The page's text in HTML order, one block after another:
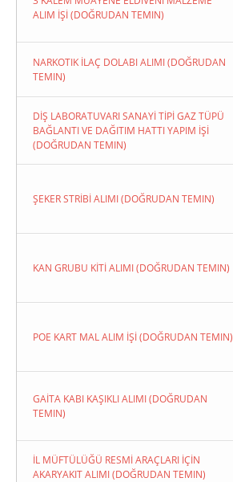
ALIM İŞİ (DOĞRUDAN TEMIN)
NARKOTIK İLAÇ DOLABI ALIMI (DOĞRUDAN
TEMIN)
DİŞ LABORATUVARI SANAYİ TİPİ GAZ TÜPÜ
BAĞLANTI VE DAĞITIM HATTI YAPIM İŞİ
(DOĞRUDAN TEMIN)
ŞEKER STRİBİ ALIMI (DOĞRUDAN TEMIN)
KAN GRUBU KİTİ ALIMI (DOĞRUDAN TEMIN)
POE KART MAL ALIM İŞİ (DOĞRUDAN TEMIN)
GAİTA KABI KAŞIKLI ALIMI (DOĞRUDAN
TEMIN)
İL MÜFTÜLÜĞÜ RESMİ ARAÇLARI İÇİN
AKARYAKIT ALIMI (DOĞRUDAN TEMIN)